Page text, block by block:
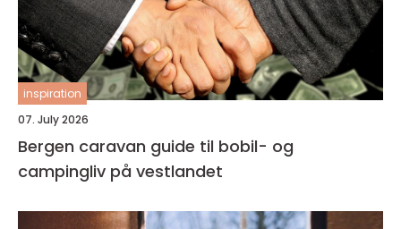
inspiration
07. July 2026
Bergen caravan guide til bobil- og
campingliv på vestlandet